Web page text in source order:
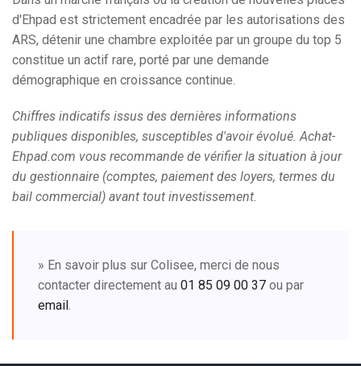
d'Ehpad est strictement encadrée par les autorisations des
ARS, détenir une chambre exploitée par un groupe du top 5
constitue un actif rare, porté par une demande
démographique en croissance continue.
Chiffres indicatifs issus des dernières informations
publiques disponibles, susceptibles d'avoir évolué. Achat-
Ehpad.com vous recommande de vérifier la situation à jour
du gestionnaire (comptes, paiement des loyers, termes du
bail commercial) avant tout investissement.
» En savoir plus sur Colisee, merci de nous
contacter directement au 01 85 09 00 37 ou par
email.